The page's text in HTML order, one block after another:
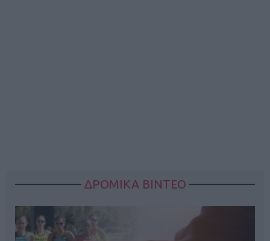
ΔΡΟΜΙΚΑ ΒΙΝΤΕΟ